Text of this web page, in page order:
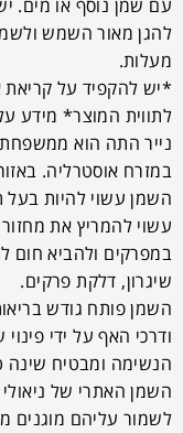
עם שמן נוסף או מים.
מעלות.
*יש להקפיד על
לתווית המוצר* מידע
במזרח אוסטרליה.
השמן עשוי להיות בעל
עשוי להמריץ את
במפרקים ולהביא חום
שיגרון, דלקת פרקים.
השמן פותח גודש
ודרכי האף על ידי
הנשימה ומבטיח שינה
השמן האתרי של
לשמור עליהם מוגנים